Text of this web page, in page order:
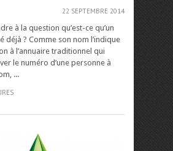
22 SEPTEMBRE 2014
à la question qu’est-ce qu’un
déjà ? Comme son nom l’indique
à l’annuaire traditionnel qui
le numéro d’une personne à
...